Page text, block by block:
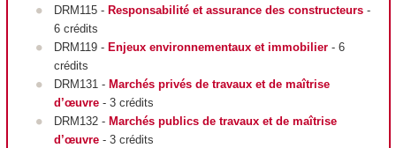
DRM115 - Responsabilité et assurance des constructeurs-
6 crédits
DRM119 - Enjeux environnementaux et immobilier - 6
crédits
DRM131 - Marchés privés de travaux et de maîtrise
d’œuvre- 3 crédits
DRM132 - Marchés publics de travaux et de maîtrise
d’œuvre- 3 crédits